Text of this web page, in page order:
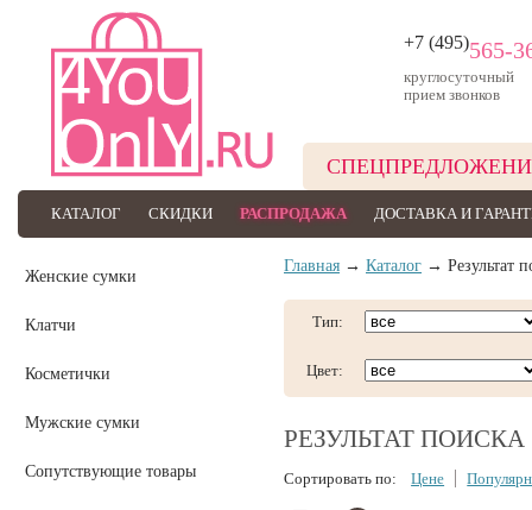
+7 (495)565-
круглосуточный
прием звонков
КАТАЛОГ СКИДКИ РАСПРОДАЖА ДОСТАВКА И
Женские сумки
Клатчи
Косметички
Мужские сумки
Сопутствующие товары
Главная → Каталог → Результат
Тип:
Цвет:
РЕЗУЛЬТАТ ПОИСКА
Сортировать по: Цене